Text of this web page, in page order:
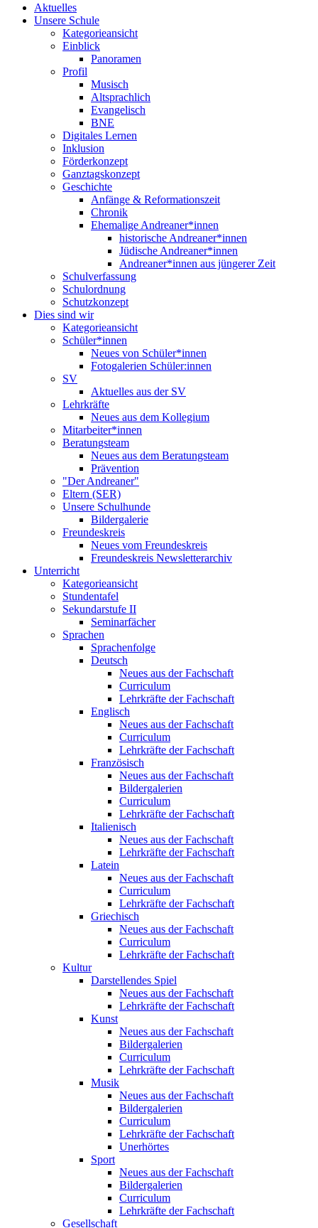
Aktuelles
Unsere Schule
Kategorieansicht
Einblick
Panoramen
Profil
Musisch
Altsprachlich
Evangelisch
BNE
Digitales Lernen
Inklusion
Förderkonzept
Ganztagskonzept
Geschichte
Anfänge & Reformationszeit
Chronik
Ehemalige Andreaner*innen
historische Andreaner*innen
Jüdische Andreaner*innen
Andreaner*innen aus jüngerer Zeit
Schulverfassung
Schulordnung
Schutzkonzept
Dies sind wir
Kategorieansicht
Schüler*innen
Neues von Schüler*innen
Fotogalerien Schüler:innen
SV
Aktuelles aus der SV
Lehrkräfte
Neues aus dem Kollegium
Mitarbeiter*innen
Beratungsteam
Neues aus dem Beratungsteam
Prävention
"Der Andreaner"
Eltern (SER)
Unsere Schulhunde
Bildergalerie
Freundeskreis
Neues vom Freundeskreis
Freundeskreis Newsletterarchiv
Unterricht
Kategorieansicht
Stundentafel
Sekundarstufe II
Seminarfächer
Sprachen
Sprachenfolge
Deutsch
Neues aus der Fachschaft
Curriculum
Lehrkräfte der Fachschaft
Englisch
Neues aus der Fachschaft
Curriculum
Lehrkräfte der Fachschaft
Französisch
Neues aus der Fachschaft
Bildergalerien
Curriculum
Lehrkräfte der Fachschaft
Italienisch
Neues aus der Fachschaft
Lehrkräfte der Fachschaft
Latein
Neues aus der Fachschaft
Curriculum
Lehrkräfte der Fachschaft
Griechisch
Neues aus der Fachschaft
Curriculum
Lehrkräfte der Fachschaft
Kultur
Darstellendes Spiel
Neues aus der Fachschaft
Lehrkräfte der Fachschaft
Kunst
Neues aus der Fachschaft
Bildergalerien
Curriculum
Lehrkräfte der Fachschaft
Musik
Neues aus der Fachschaft
Bildergalerien
Curriculum
Lehrkräfte der Fachschaft
Unerhörtes
Sport
Neues aus der Fachschaft
Bildergalerien
Curriculum
Lehrkräfte der Fachschaft
Gesellschaft